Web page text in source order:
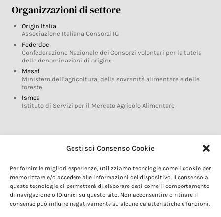
Gestisci Consenso Cookie
Per fornire le migliori esperienze, utilizziamo tecnologie come i cookie per
memorizzare e/o accedere alle informazioni del dispositivo. Il consenso a
queste tecnologie ci permetterà di elaborare dati come il comportamento
di navigazione o ID unici su questo sito. Non acconsentire o ritirare il
consenso può influire negativamente su alcune caratteristiche e funzioni.
Organizzazioni di settore
Origin Italia
Associazione Italiana Consorzi IG
Federdoc
Confederazione Nazionale dei Consorzi volontari per la tutela
delle denominazioni di origine
Masaf
Ministero dell’agricoltura, della sovranità alimentare e delle
foreste
Ismea
Istituto di Servizi per il Mercato Agricolo Alimentare
Glossario DOP IGP
Marchi DOP IGP
Normativa prodotti DOP IGP
Consorzi di Tutela
Farm To Fork e prodotti DOP IGP